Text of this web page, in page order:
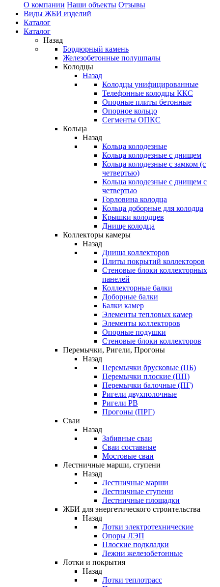
О компании Наши объекты Отзывы
Виды ЖБИ изделий
Каталог
Каталог
Назад
Бордюрный камень
Железобетонные полушпалы
Колодцы
Назад
Колодцы унифицированные
Телефонные колодцы ККС
Опорные плиты бетонные
Опорное кольцо
Сегменты ОПКС
Кольца
Назад
Кольца колодезные
Кольца колодезные с днищем
Кольца колодезные с замком (с
четвертью)
Кольца колодезные с днищем с
четвертью
Горловина колодца
Кольца доборные для колодца
Крышки колодцев
Днище колодца
Коллекторы камеры
Назад
Днища коллекторов
Плиты покрытий коллекторов
Стеновые блоки коллекторных
панелей
Коллекторные балки
Доборные балки
Балки камер
Элементы тепловых камер
Элементы коллекторов
Опорные подушки
Стеновые блоки коллекторов
Перемычки, Ригели, Прогоны
Назад
Перемычки брусковые (ПБ)
Перемычки плоские (ПП)
Перемычки балочные (ПГ)
Ригели двухполочные
Ригели РВ
Прогоны (ПРГ)
Сваи
Назад
Забивные сваи
Сваи составные
Мостовые сваи
Лестничные марши, ступени
Назад
Лестничные марши
Лестничные ступени
Лестничные площадки
ЖБИ для энергетического строительства
Назад
Лотки электротехнические
Опоры ЛЭП
Плоские подкладки
Лежни железобетонные
Лотки и покрытия
Назад
Лотки теплотрасс